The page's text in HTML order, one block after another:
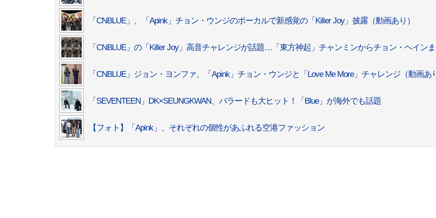
「CNBLUE」、「Apink」チョン・ウンジのボーカルで新感覚の「Killer Joy」披露（動画あり）
「CNBLUE」の「Killer Joy」高音チャレンジが話題…「東方神起」チャンミンからチョン・ヘイン
「CNBLUE」ジョン・ヨンファ、「Apink」チョン・ウンジと「Love Me More」チャレンジ（動画あ
「SEVENTEEN」DK×SEUNGKWAN、バラードも大ヒット！「Blue」が海外でも話題
【フォト】「Apink」、それぞれの個性があふれる空港ファッション